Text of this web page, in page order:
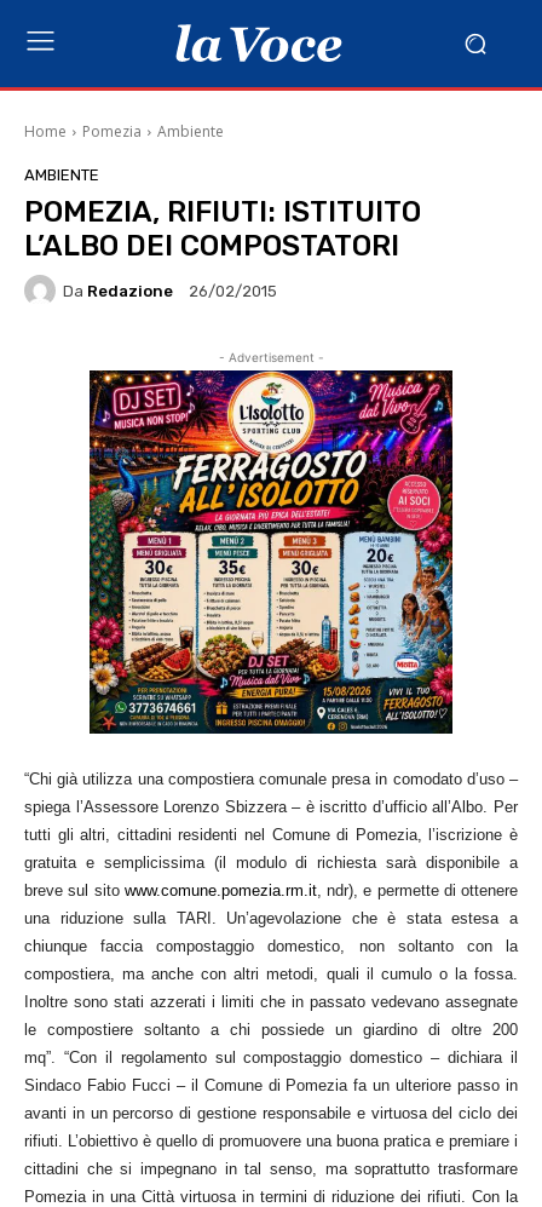
Home Pomezia Ambiente
AMBIENTE
POMEZIA, RIFIUTI: ISTITUITO
L’ALBO DEI COMPOSTATORI
Da Redazione 26/02/2015
- Advertisement -
“Chi già utilizza una compostiera comunale presa in comodato d’uso –
spiega l’Assessore Lorenzo Sbizzera – è iscritto d’ufficio all’Albo. Per
tutti gli altri, cittadini residenti nel Comune di Pomezia, l’iscrizione è
gratuita e semplicissima (il modulo di richiesta sarà disponibile a
breve sul sito www.comune.pomezia.rm.it, ndr), e permette di ottenere
una riduzione sulla TARI. Un’agevolazione che è stata estesa a
chiunque faccia compostaggio domestico, non soltanto con la
compostiera, ma anche con altri metodi, quali il cumulo o la fossa.
Inoltre sono stati azzerati i limiti che in passato vedevano assegnate
le compostiere soltanto a chi possiede un giardino di oltre 200
mq”. “Con il regolamento sul compostaggio domestico – dichiara il
Sindaco Fabio Fucci – il Comune di Pomezia fa un ulteriore passo in
avanti in un percorso di gestione responsabile e virtuosa del ciclo dei
rifiuti. L’obiettivo è quello di promuovere una buona pratica e premiare i
cittadini che si impegnano in tal senso, ma soprattutto trasformare
Pomezia in una Città virtuosa in termini di riduzione dei rifiuti. Con la